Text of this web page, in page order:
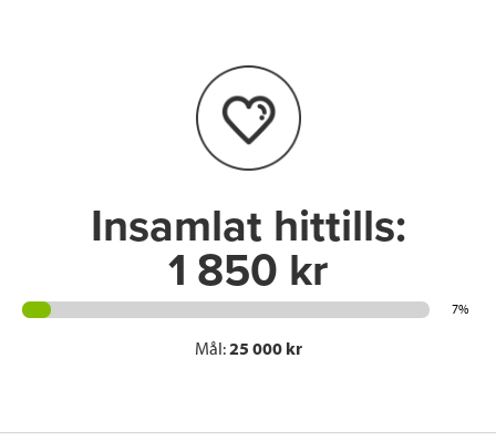
e
I
n
Insamlat hittills:
1 850 kr
7%
Mål:25 000 kr